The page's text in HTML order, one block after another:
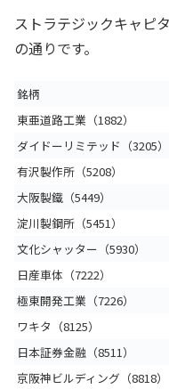
ストラテジックキャピ
の通りです。
銘柄
東亜道路工業（1882）
ダイドーリミテッド（3205）
有沢製作所（5208）
大阪製鐵（5449）
淀川製鋼所（5451）
文化シャッター（5930）
日産車体（7222）
極東開発工業（7226）
ワキタ（8125）
日本証券金融（8511）
京阪神ビルディング（8818）